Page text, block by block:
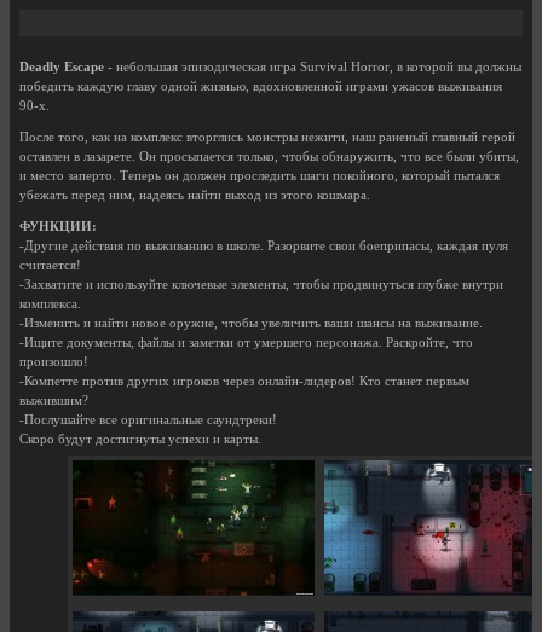
Deadly Escape - небольшая эпизодическая игра Survival Horror, в которой вы должны
победить каждую главу одной жизнью, вдохновленной играми ужасов выживания
90-х.
После того, как на комплекс вторглись монстры нежити, наш раненый главный герой
оставлен в лазарете. Он просыпается только, чтобы обнаружить, что все были убиты,
и место заперто. Теперь он должен проследить шаги покойного, который пытался
убежать перед ним, надеясь найти выход из этого кошмара.
ФУНКЦИИ:
-Другие действия по выживанию в школе. Разорвите свои боеприпасы, каждая пуля
считается!
-Захватите и используйте ключевые элементы, чтобы продвинуться глубже внутри
комплекса.
-Изменить и найти новое оружие, чтобы увеличить ваши шансы на выживание.
-Ищите документы, файлы и заметки от умершего персонажа. Раскройте, что
произошло!
-Компетте против других игроков через онлайн-лидеров! Кто станет первым
выжившим?
-Послушайте все оригинальные саундтреки!
Скоро будут достигнуты успехи и карты.